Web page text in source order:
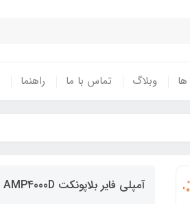
ها وبلاگ تماس با ما راهنما
آمپلی فایر بلاپونکت AMP4000D